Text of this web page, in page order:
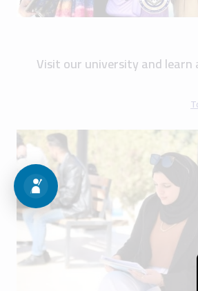
Visit our university and